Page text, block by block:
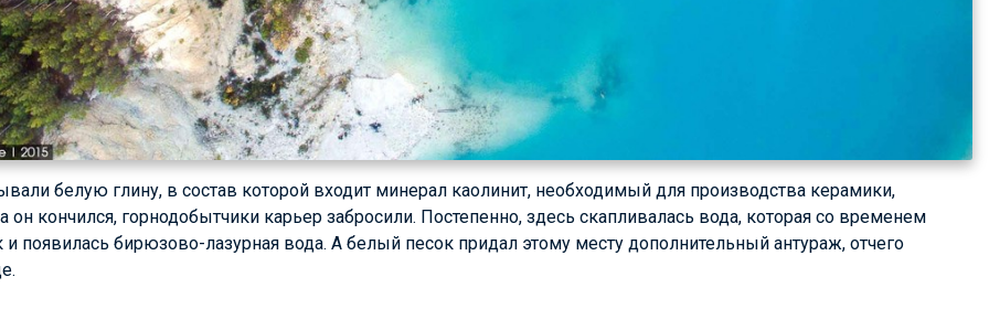
белую глину, в состав которой входит минерал каолинит, необходимый для производства керамики,
он кончился, горнодобытчики карьер забросили. Постепенно, здесь скапливалась вода, которая со временем
появилась бирюзово-лазурная вода. А белый песок придал этому месту дополнительный антураж, отчего